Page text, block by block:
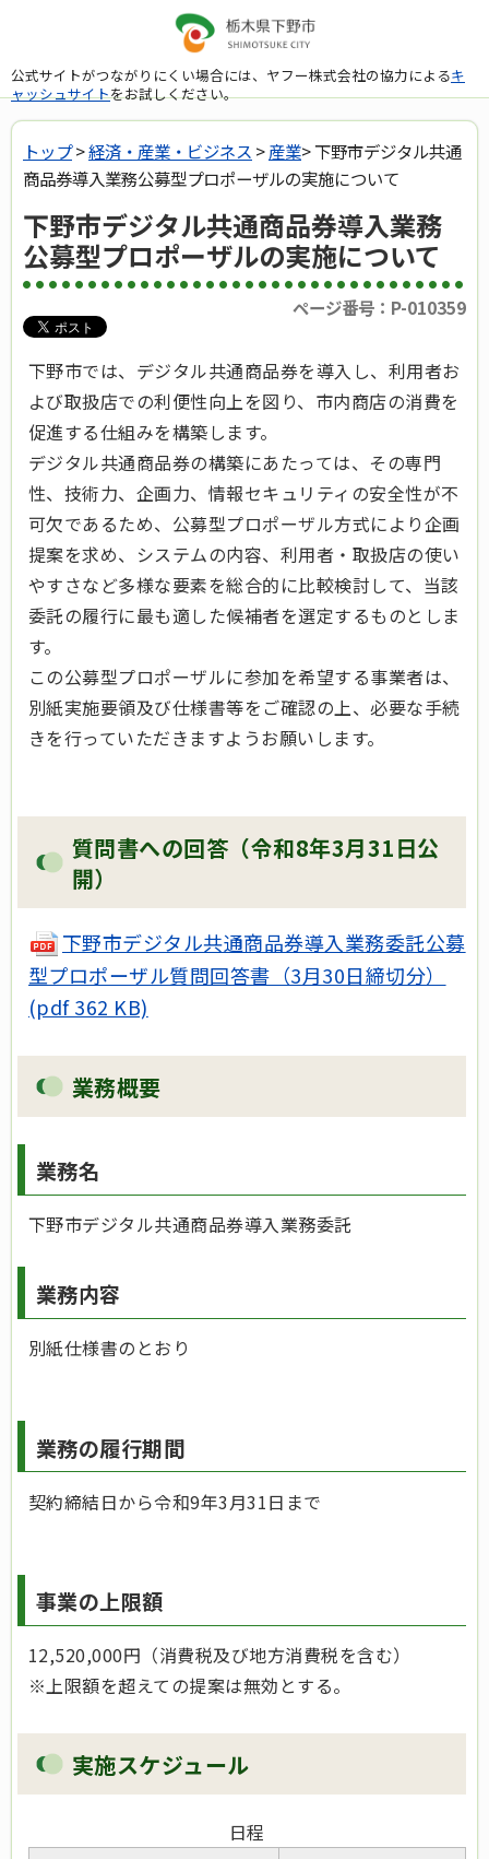
公式サイトがつながりにくい場合には、ヤフー株式会社の協力によるキ
ャッシュサイトをお試しください。
トップ>経済・産業・ビジネス >産業> 下野市デジタル共通
商品券導入業務公募型プロポーザルの実施について
下野市デジタル共通商品券導入業務
公募型プロポーザルの実施について
ページ番号：P-010359
下野市では、デジタル共通商品券を導入し、利用者お
よび取扱店での利便性向上を図り、市内商店の消費を
促進する仕組みを構築します。
デジタル共通商品券の構築にあたっては、その専門
性、技術力、企画力、情報セキュリティの安全性が不
可欠であるため、公募型プロポーザル方式により企画
提案を求め、システムの内容、利用者・取扱店の使い
やすさなど多様な要素を総合的に比較検討して、当該
委託の履行に最も適した候補者を選定するものとしま
す。
この公募型プロポーザルに参加を希望する事業者は、
別紙実施要領及び仕様書等をご確認の上、必要な手続
きを行っていただきますようお願いします。
質問書への回答（令和8年3月31日公
開）
下野市デジタル共通商品券導入業務委託公募
型プロポーザル質問回答書（3月30日締切分）
(pdf 362 KB)
業務概要
業務名
下野市デジタル共通商品券導入業務委託
業務内容
別紙仕様書のとおり
業務の履行期間
契約締結日から令和9年3月31日まで
事業の上限額
12,520,000円（消費税及び地方消費税を含む）
※上限額を超えての提案は無効とする。
実施スケジュール
日程